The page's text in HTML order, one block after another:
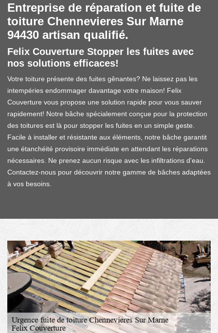
Entreprise de réparation et fuite de
toiture Chennevieres Sur Marne
94430 artisan qualifié.
Felix Couverture Stopper les fuites avec
nos solutions efficaces!
Votre toiture présente des fuites gênantes? Ne laissez pas les
intempéries endommager davantage votre maison! Felix
Couverture vous propose une solution rapide pour vous sauver
rapidement! Notre bâche spécialement conçue pour la protection
des toitures est là pour stopper les fuites en un simple geste.
Facile à installer et résistante aux éléments, notre bâche garantit
une étanchéité provisoire immédiate en attendant les réparations
nécessaires. Ne prenez aucun risque avec les infiltrations d'eau.
Contactez-nous pour découvrir notre gamme de bâches adaptées
à vos besoins.